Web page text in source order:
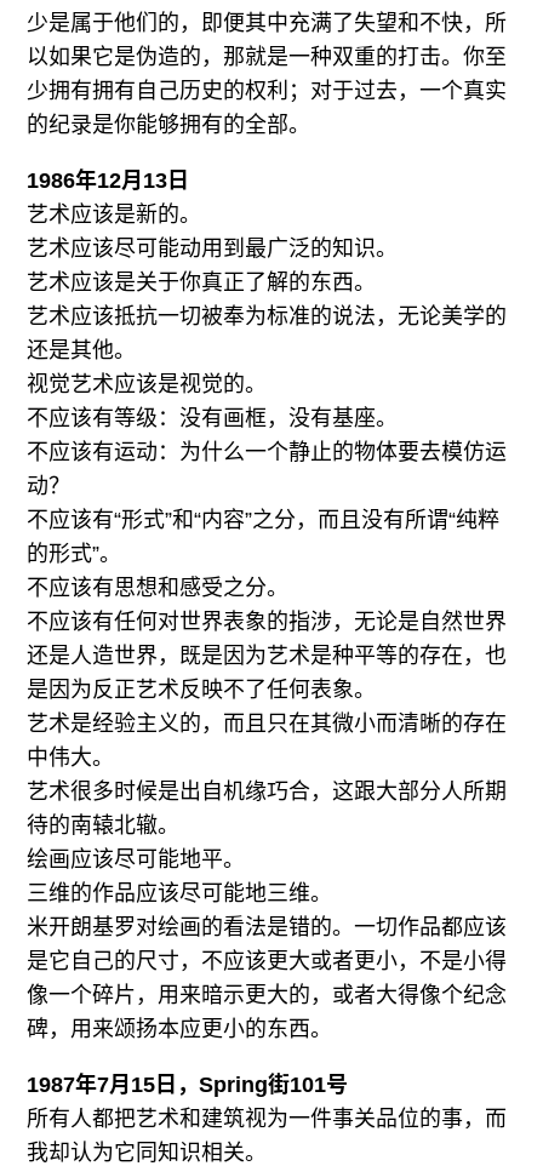
少是属于他们的，即便其中充满了失望和不快，所
以如果它是伪造的，那就是一种双重的打击。你至
少拥有拥有自己历史的权利；对于过去，一个真实
的纪录是你能够拥有的全部。
1986年12月13日
艺术应该是新的。
艺术应该尽可能动用到最广泛的知识。
艺术应该是关于你真正了解的东西。
艺术应该抵抗一切被奉为标准的说法，无论美学的
还是其他。
视觉艺术应该是视觉的。
不应该有等级：没有画框，没有基座。
不应该有运动：为什么一个静止的物体要去模仿运
动？
不应该有“形式”和“内容”之分，而且没有所谓“纯粹
的形式”。
不应该有思想和感受之分。
不应该有任何对世界表象的指涉，无论是自然世界
还是人造世界，既是因为艺术是种平等的存在，也
是因为反正艺术反映不了任何表象。
艺术是经验主义的，而且只在其微小而清晰的存在
中伟大。
艺术很多时候是出自机缘巧合，这跟大部分人所期
待的南辕北辙。
绘画应该尽可能地平。
三维的作品应该尽可能地三维。
米开朗基罗对绘画的看法是错的。一切作品都应该
是它自己的尺寸，不应该更大或者更小，不是小得
像一个碎片，用来暗示更大的，或者大得像个纪念
碑，用来颂扬本应更小的东西。
1987年7月15日，Spring街101号
所有人都把艺术和建筑视为一件事关品位的事，而
我却认为它同知识相关。